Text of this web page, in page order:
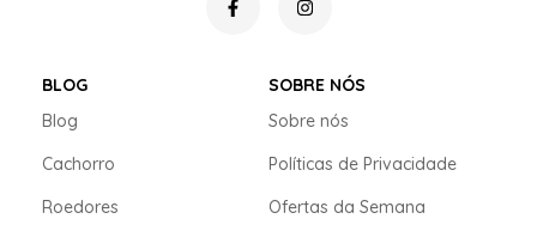
BLOG
Blog
Cachorro
Roedores
SOBRE NÓS
Sobre nós
Políticas de Privacidade
Ofertas da Semana